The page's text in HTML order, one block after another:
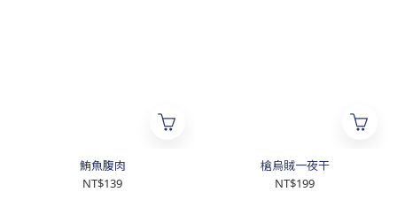
鮪魚腹肉
NT$139
槍烏賊一夜干
NT$199